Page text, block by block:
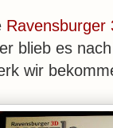
Ravensburger
blieb es
wir